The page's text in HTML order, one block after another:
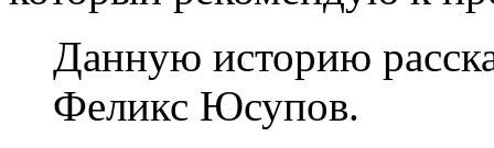
Данную историю
Феликс Юсупов.